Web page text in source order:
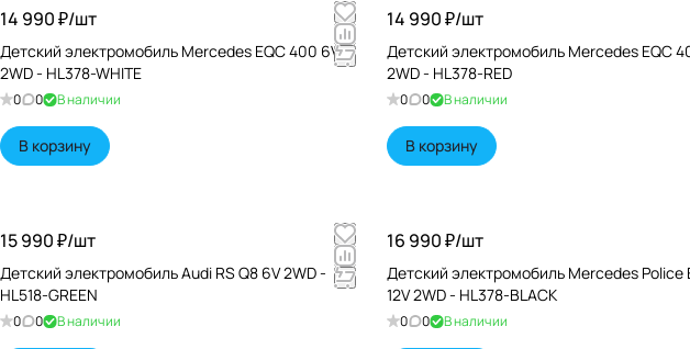
14 990 ₽/шт
Детский электромобиль Mercedes EQC 400 6V
2WD - HL378-WHITE
0 0 В наличии
В корзину
14 990 ₽/шт
Детский электромобиль Mercedes EQC
2WD - HL378-RED
0 0 В наличии
В корзину
15 990 ₽/шт
Детский электромобиль Audi RS Q8 6V 2WD -
HL518-GREEN
0 0 В наличии
16 990 ₽/шт
Детский электромобиль Mercedes Police
12V 2WD - HL378-BLACK
0 0 В наличии